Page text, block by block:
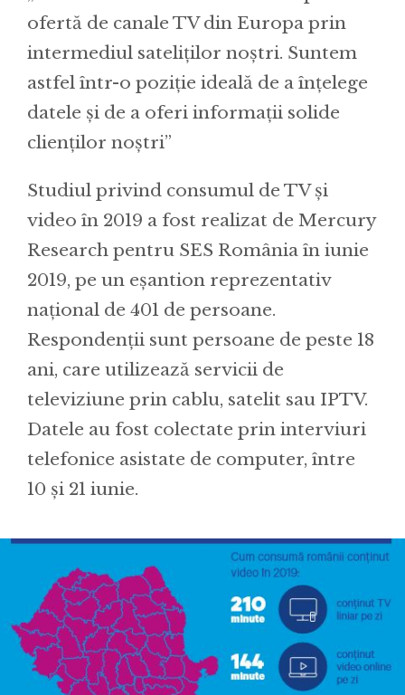
ofertă de canale TV din Europa prin
intermediul sateliților noștri. Suntem
astfel într-o poziție ideală de a înțelege
datele și de a oferi informații solide
clienților noștri”
Studiul privind consumul de TV și
video în 2019 a fost realizat de Mercury
Research pentru SES România în iunie
2019, pe un eșantion reprezentativ
național de 401 de persoane.
Respondenții sunt persoane de peste 18
ani, care utilizează servicii de
televiziune prin cablu, satelit sau IPTV.
Datele au fost colectate prin interviuri
telefonice asistate de computer, între
10 și 21 iunie.